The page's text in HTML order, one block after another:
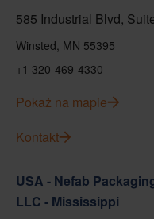
585 Industrial Blvd,
Winsted, MN 55395
+1 320-469-4330
Pokaż na mapie
Kontakt
USA - Nefab
LLC - Mississippi